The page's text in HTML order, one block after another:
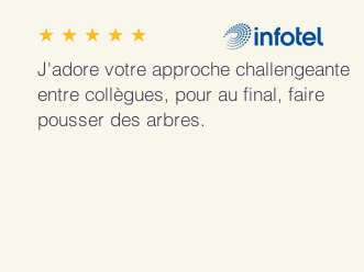
J'adore votre approche challengeante
entre collègues, pour au final, faire
pousser des arbres.
★ ★ ★ ★ ★